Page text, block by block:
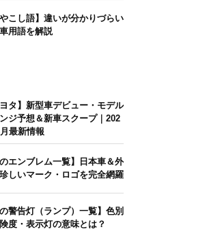
やこし語】違いが分かりづらい
用語を解説
ヨタ】新型車デビュー・モデル
ジ予想＆新車スクープ｜202
最新情報
のエンブレム一覧】日本車＆外
しいマーク・ロゴを完全網羅
の警告灯（ランプ）一覧】色別
度・表示灯の意味とは？